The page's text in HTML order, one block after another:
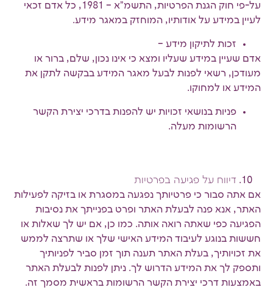
על-פי חוק הגנת הפרטיות, התשמ"א – 1981, כל אדם זכאי
לעיין במידע על אודותיו, המוחזק במאגר מידע.
זכות לתיקון מידע –
אדם שעיין במידע שעליו ומצא כי אינו נכון, שלם, ברור או
מעודכן, רשאי לפנות לבעל מאגר המידע בבקשה לתקן את
המידע או למחוקו.
פניות בנושאי זכויות יש להפנות בדרכי יצירת הקשר
הרשומות מעלה.
דיווח על פגיעה בפרטיות
אם אתה סבור כי פרטיותך נפגעה במסגרת או בזיקה לפעילות
האתר, אנא פנה לבעלת האתר ופרט בפנייתך את נסיבות
הפגיעה כפי שאתה רואה אותה. כמו כן, אם יש לך שאלות או
חששות בנוגע לעיבוד המידע האישי שלך או שתרצה לממש
את זכויותיך, בעלת האתר תענה תוך זמן סביר לפניותיך
ותספק לך את המידע הדרוש לך. ניתן לפנות לבעלת האתר
באמצעות דרכי יצירת הקשר הרשומות בראשית מסמך זה.